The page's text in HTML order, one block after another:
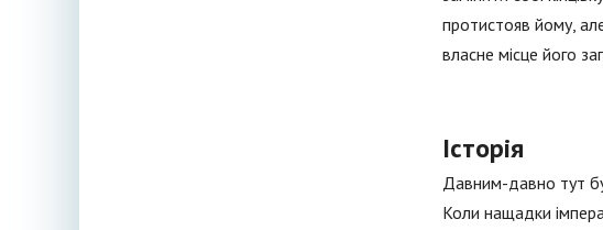
протистояв йому,
власне місце його
Історія
Давним-давно тут
Коли нащадки